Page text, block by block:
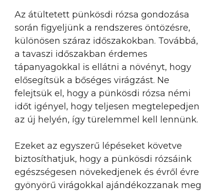
Az átültetett pünkösdi rózsa gondozása
során figyeljünk a rendszeres öntözésre,
különösen száraz időszakokban. Továbbá,
a tavaszi időszakban érdemes
tápanyagokkal is ellátni a növényt, hogy
elősegítsük a bőséges virágzást. Ne
felejtsük el, hogy a pünkösdi rózsa némi
időt igényel, hogy teljesen megtelepedjen
az új helyén, így türelemmel kell lennünk.
Ezeket az egyszerű lépéseket követve
biztosíthatjuk, hogy a pünkösdi rózsáink
egészségesen növekedjenek és évről évre
gyönyörű virágokkal ajándékozzanak meg